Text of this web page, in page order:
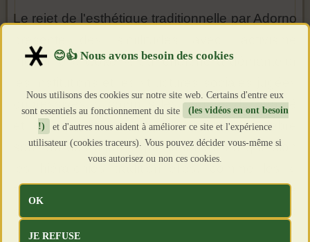
Le rejet de l'esthétique traditionnelle par Adorno
moderne « woke », qui cherche à démanteler
oppressives, y compris les normes de beauté
et de moralité. Ce type d'activisme célèbre
souvent des figures qui remettent en question
filles patronnesses » ou les mouvements de
résistance contre le patriarcat et les normes
Nous utilisons des cookies sur notre site web. Certains d'entre eux
sont essentiels au fonctionnement du site
(les vidéos en ont besoin
!)
et d'autres nous aident à améliorer ce site et l'expérience
utilisateur (cookies traceurs). Vous pouvez décider vous-même si
vous autorisez ou non ces cookies.
OK
JE REFUSE